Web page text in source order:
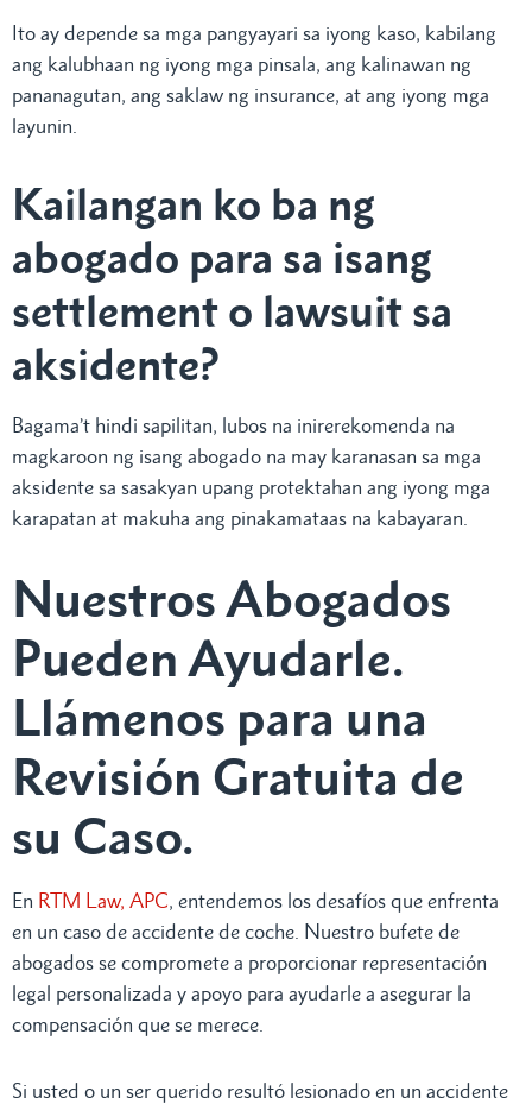
Ito ay depende sa mga pangyayari sa iyong kaso, kabilang
ang kalubhaan ng iyong mga pinsala, ang kalinawan ng
pananagutan, ang saklaw ng insurance, at ang iyong mga
layunin.
Kailangan ko ba ng
abogado para sa isang
settlement o lawsuit sa
aksidente?
Bagama’t hindi sapilitan, lubos na inirerekomenda na
magkaroon ng isang abogado na may karanasan sa mga
aksidente sa sasakyan upang protektahan ang iyong mga
karapatan at makuha ang pinakamataas na kabayaran.
Nuestros Abogados
Pueden Ayudarle.
Llámenos para una
Revisión Gratuita de
su Caso.
En RTM Law, APC, entendemos los desafíos que enfrenta
en un caso de accidente de coche. Nuestro bufete de
abogados se compromete a proporcionar representación
legal personalizada y apoyo para ayudarle a asegurar la
compensación que se merece.
Si usted o un ser querido resultó lesionado en un accidente